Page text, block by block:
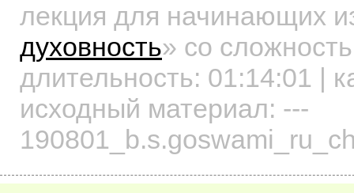
лекция для начинающих
духовность» со
длительность: 01:14:01 |
исходный материал: ---